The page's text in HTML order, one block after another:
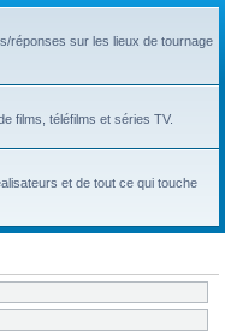
réponses sur les lieux de tournage
films, téléfilms et séries TV.
et de tout ce qui touche